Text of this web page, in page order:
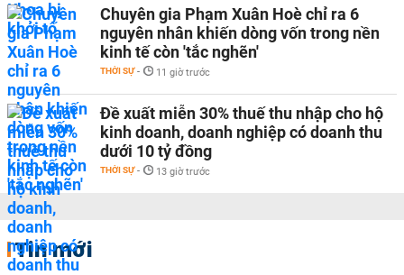
Chuyên gia Phạm Xuân Hoè chỉ ra 6
nguyên nhân khiến dòng vốn trong nền
kinh tế còn 'tắc nghẽn'
THỜI SỰ - 11 giờ trước
Đề xuất miễn 30% thuế thu nhập cho hộ
kinh doanh, doanh nghiệp có doanh thu
dưới 10 tỷ đồng
THỜI SỰ - 13 giờ trước
Tin mới